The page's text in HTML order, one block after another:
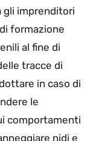
gli imprenditori
formazione
al fine di
tracce di
in caso di
le
comportamenti
nidi e